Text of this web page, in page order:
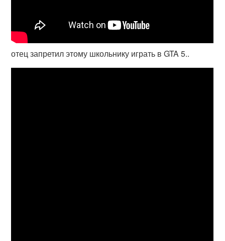
отец запретил этому школьнику играть в GTA 5..